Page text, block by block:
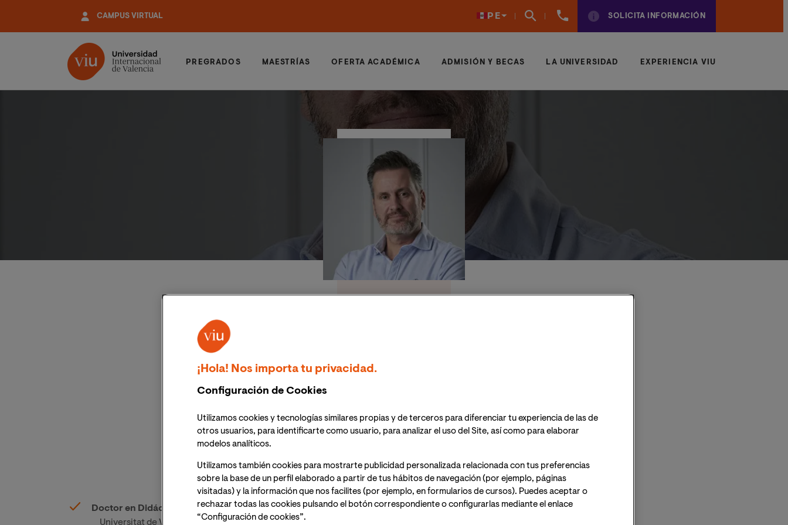
contenido
CAMPUS VIRTUAL PE
961
SOLICITA INFORMACIÓN
PREGRADOS MAESTRÍAS OFERTA ACADÉMICA ADMISIÓN Y BECAS LA UNIVERSIDAD EXPERIENCIA VIU
Currículum Vitae
Titulación, institución y año de finalización:
Doctor en Didáctica de la Lengua y la Literatura
Universitat de València Año finalización: 2022
¡Hola! Nos importa tu privacidad.
Configuración de Cookies
Utilizamos cookies y tecnologías similares propias y de terceros para diferenciar tu experiencia de las de
otros usuarios, para identificarte como usuario, para analizar el uso del Site, así como para elaborar
modelos analíticos.
Utilizamos también cookies para mostrarte publicidad personalizada relacionada con tus preferencias
sobre la base de un perfil elaborado a partir de tus hábitos de navegación (por ejemplo, páginas
visitadas) y la información que nos facilites (por ejemplo, en formularios de cursos). Puedes aceptar o
rechazar todas las cookies pulsando el botón correspondiente o configurarlas mediante el enlace
“Configuración de cookies”.